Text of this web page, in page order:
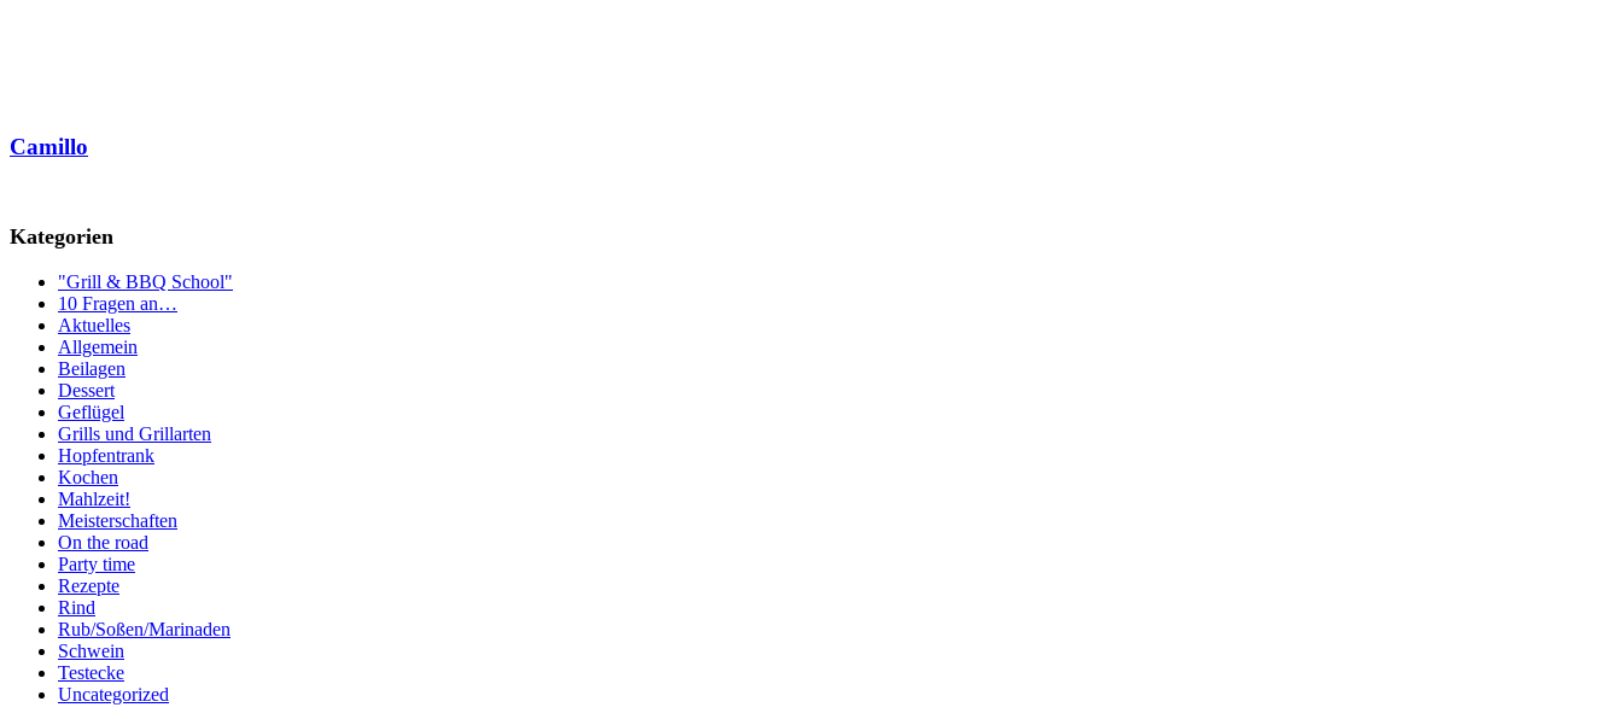
Camillo
Kategorien
"Grill & BBQ School"
10 Fragen an…
Aktuelles
Allgemein
Beilagen
Dessert
Geflügel
Grills und Grillarten
Hopfentrank
Kochen
Mahlzeit!
Meisterschaften
On the road
Party time
Rezepte
Rind
Rub/Soßen/Marinaden
Schwein
Testecke
Uncategorized